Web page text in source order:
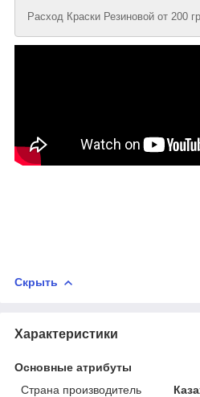
Расход Краски Резиновой от 200
Скрыть
Характеристики
Основные атрибуты
Страна производитель